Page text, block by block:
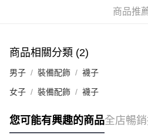
商品推
商品相關分類 (2)
男子 裝備配飾 襪子
女子 裝備配飾 襪子
您可能有興趣的商品全店暢